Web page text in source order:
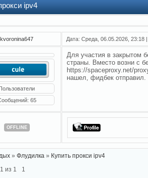
ipv4
kvoronina647 Дата: Среда, 06.05.2026,
65
Для участия в закрытом
страны. Вместо возни с
https://spaceproxy.net/
нашел, фидбек отправил.
OFFLINE
» Флудилка » Купить прокси ipv4
1 из 1 1